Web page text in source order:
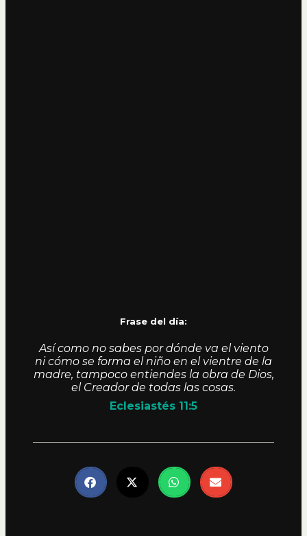
Frase del día:
Así como no sabes por dónde va el viento
ni cómo se forma el niño en el vientre de la
madre, tampoco entiendes la obra de Dios,
el Creador de todas las cosas.
Eclesiastés 11:5